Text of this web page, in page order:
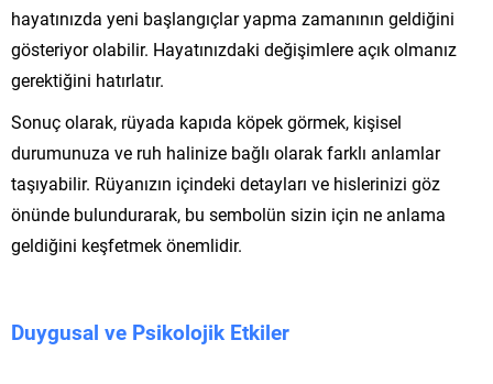
hayatınızda yeni başlangıçlar yapma zamanının geldiğini
gösteriyor olabilir. Hayatınızdaki değişimlere açık olmanız
gerektiğini hatırlatır.
Sonuç olarak, rüyada kapıda köpek görmek, kişisel
durumunuza ve ruh halinize bağlı olarak farklı anlamlar
taşıyabilir. Rüyanızın içindeki detayları ve hislerinizi göz
önünde bulundurarak, bu sembolün sizin için ne anlama
geldiğini keşfetmek önemlidir.
Duygusal ve Psikolojik Etkiler